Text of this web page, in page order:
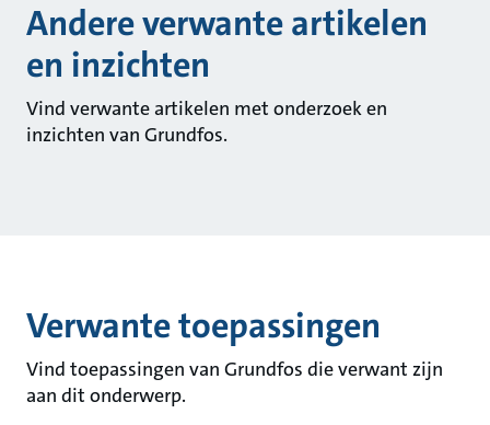
Andere verwante artikelen
en inzichten
Vind verwante artikelen met onderzoek en
inzichten van Grundfos.
Verwante toepassingen
Vind toepassingen van Grundfos die verwant zijn
aan dit onderwerp.